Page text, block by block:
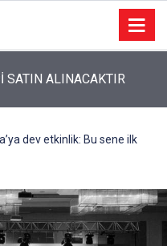
SATIN ALINACAKTIR
dev etkinlik: Bu sene ilk